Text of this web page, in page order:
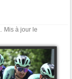
Mis à jour le